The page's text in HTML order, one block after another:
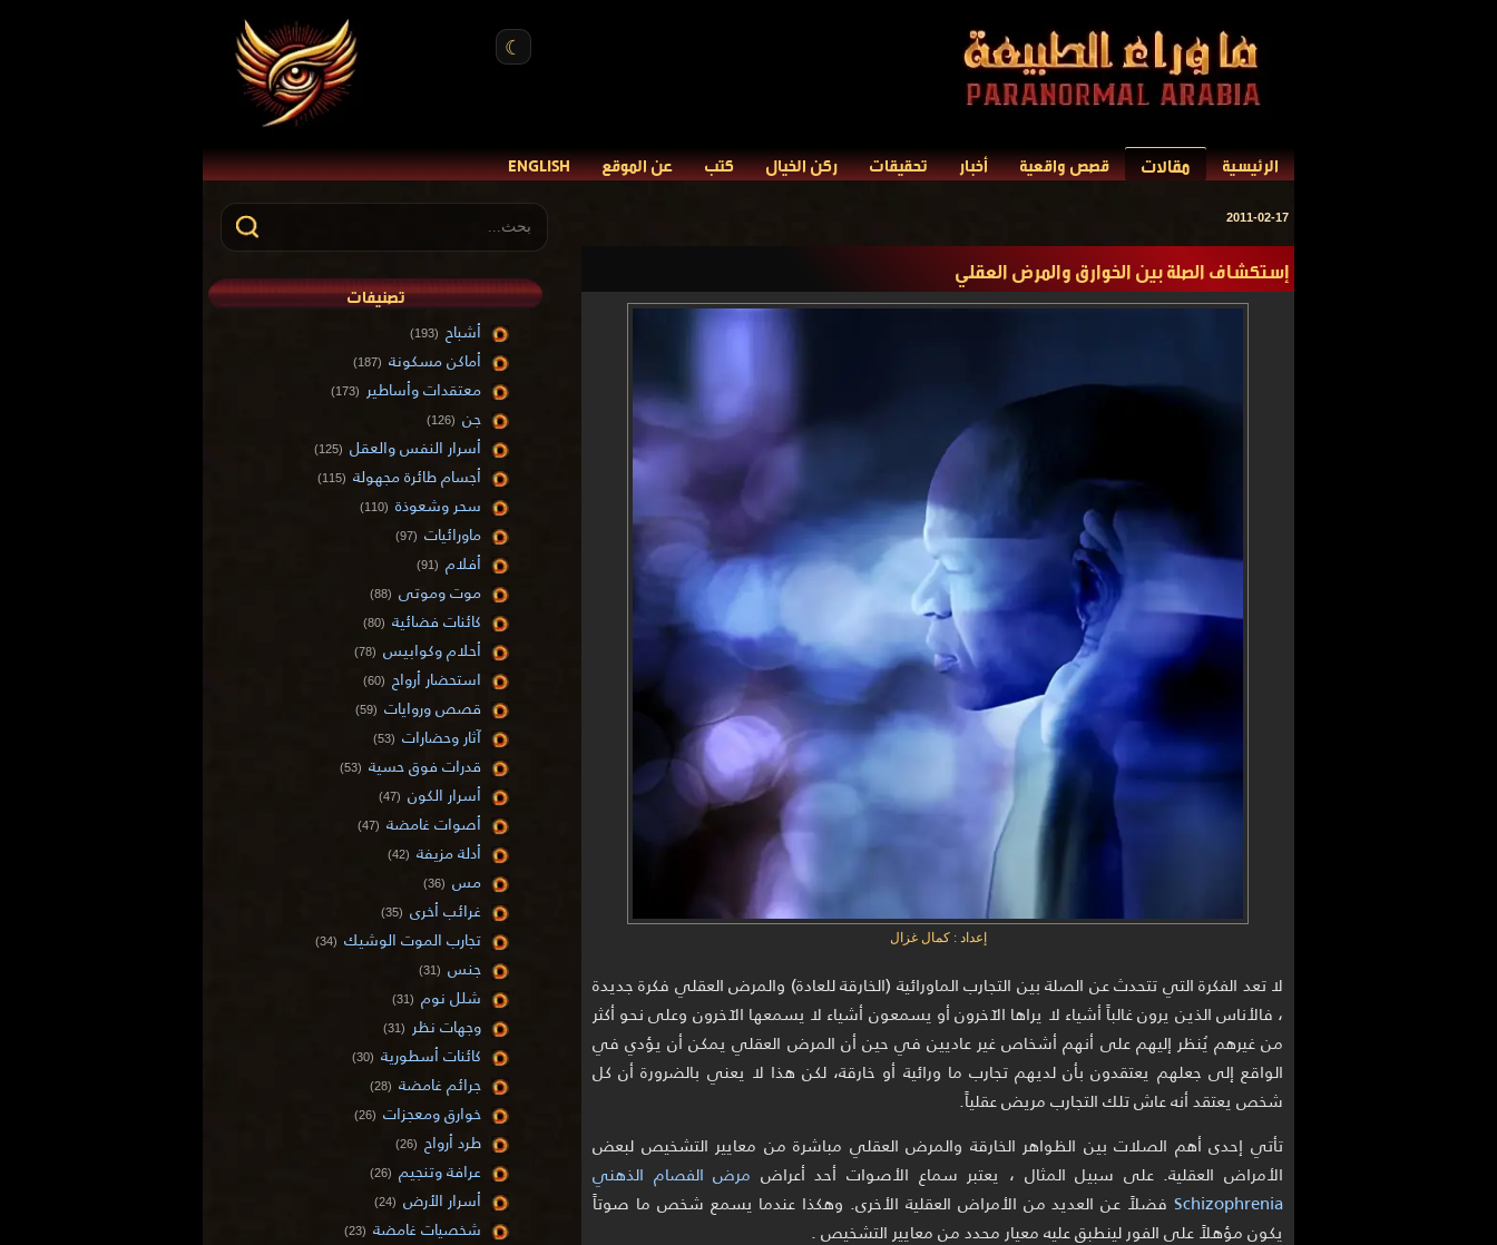
☾
الرئيسية مقالات قصص واقعية أخبار تحقيقات ركن الخيال كتب عن الموقع ENGLISH
2011-02-17
إستكشاف الصلة بين الخوارق والمرض العقلي
إعداد : كمال غزال
لا تعد الفكرة التي تتحدث عن الصلة بين التجارب الماورائية (الخارقة للعادة) والمرض العقلي فكرة جديدة
، فالأناس الذين يرون غالباً أشياء لا يراها الآخرون أو يسمعون أشياء لا يسمعها الآخرون وعلى نحو أكثر
من غيرهم يُنظر إليهم على أنهم أشخاص غير عاديين في حين أن المرض العقلي يمكن أن يؤدي في
الواقع إلى جعلهم يعتقدون بأن لديهم تجارب ما ورائية أو خارقة، لكن هذا لا يعني بالضرورة أن كل
شخص يعتقد أنه عاش تلك التجارب مريض عقلياً.
تأتي إحدى أهم الصلات بين الظواهر الخارقة والمرض العقلي مباشرة من معايير التشخيص لبعض
الأمراض العقلية. على سبيل المثال ، يعتبر سماع الأصوات أحد أعراض مرض الفصام الذهني
Schizophrenia فضلاً عن العديد من الأمراض العقلية الأخرى. وهكذا عندما يسمع شخص ما صوتاً
يكون مؤهلاً على الفور لينطبق عليه معيار محدد من معايير التشخيص .
تصنيفات
أشباح (193)
أماكن مسكونة (187)
معتقدات وأساطير (173)
جن (126)
أسرار النفس والعقل (125)
أجسام طائرة مجهولة (115)
سحر وشعوذة (110)
ماورائيات (97)
أفلام (91)
موت وموتى (88)
كائنات فضائية (80)
أحلام وكوابيس (78)
استحضار أرواح (60)
قصص وروايات (59)
آثار وحضارات (53)
قدرات فوق حسية (53)
أسرار الكون (47)
أصوات غامضة (47)
أدلة مزيفة (42)
مس (36)
غرائب أخرى (35)
تجارب الموت الوشيك (34)
جنس (31)
شلل نوم (31)
وجهات نظر (31)
كائنات أسطورية (30)
جرائم غامضة (28)
خوارق ومعجزات (26)
طرد أرواح (26)
عرافة وتنجيم (26)
أسرار الأرض (24)
شخصيات غامضة (23)